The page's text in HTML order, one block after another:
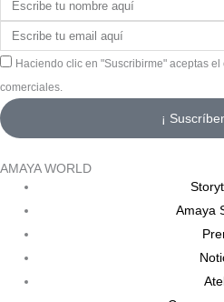
Haciendo clic en "Suscribirme" aceptas
comerciales.
¡
AMAYA WORLD
Amaya